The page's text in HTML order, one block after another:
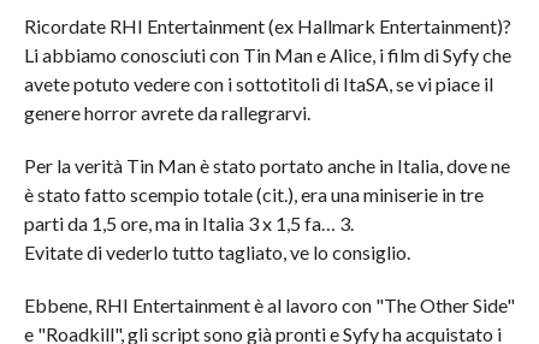
Ricordate RHI Entertainment (ex Hallmark Entertainment)?
Li abbiamo conosciuti con Tin Man e Alice, i film di Syfy che
avete potuto vedere con i sottotitoli di ItaSA, se vi piace il
genere horror avrete da rallegrarvi.
Per la verità Tin Man è stato portato anche in Italia, dove ne
è stato fatto scempio totale (cit.), era una miniserie in tre
parti da 1,5 ore, ma in Italia 3 x 1,5 fa… 3.
Evitate di vederlo tutto tagliato, ve lo consiglio.
Ebbene, RHI Entertainment è al lavoro con "The Other Side"
e "Roadkill", gli script sono già pronti e Syfy ha acquistato i